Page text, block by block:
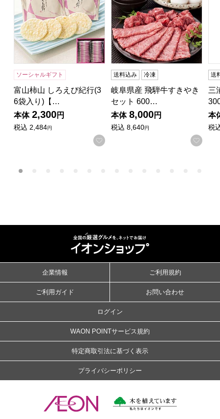
ソーシャルギフト
富山柿山 しろえび紀行(3
6袋入り)【…
本体 2,300円
税込 2,484円
お気に入りに登録する
送料込み 冷凍
岐阜県産 飛騨牛すきやき
セット 600…
本体 8,000円
税込 8,640円
お気
送
三
本
税
企業情報 ご利用規約
ご利用ガイド お問い合わせ
ログイン
WAON POINTサービス規約
特定商取引法に基づく表示
プライバシーポリシー